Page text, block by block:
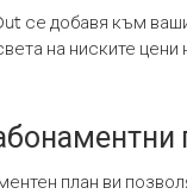
се добавя към
на ниските цени
план ви